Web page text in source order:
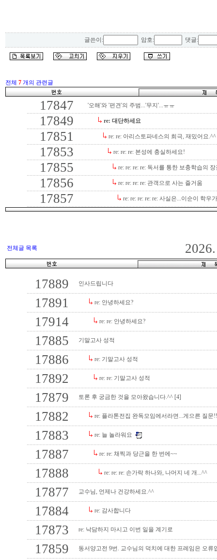
글쓴이: 암호: 댓글:
전체 7 개의 관련글
17847 '오해'와 '편견'의 주범...'무지'...ㅠㅠ
17849 re: 대단하세요
17851 re: re: 아리스토파네스의 희극, 재밌어요.^^
17853 re: re: re: 본성에 충실하세요!
17855 re: re: re: re: 독서를 통한 보충학습의 장
17856 re: re: re: re: 관객으로 사는 즐거움
17857 re: re: re: re: re: 사실은...이순이 학우
전체글 목록
17889 인사드립니다
17891 re: 안녕하세요?
17914 re: re: 안녕하세요?
17885 기말고사 성적
17886 re: 기말고사 성적
17892 re: re: 기말고사 성적
17879 토론 후 궁금한 것을 모아왔습니다.^^ [4]
17882 re: 플라톤전집 완독모임에서라면...게으른 질문
17883 re: 늘 놀라워요
17887 re: re: 채찍과 당근을 한 번에~~
17888 re: re: re: 손가락 하나와, 나머지 네 개...^^
17877 교수님, 언제나 건강하세요.^^
17884 re: 감사합니다
17873 re: 낙담하지 마시고 이번 일을 계기로
17859 동서양고전 9번. 교수님의 덕치에 대한 프레임은 오류